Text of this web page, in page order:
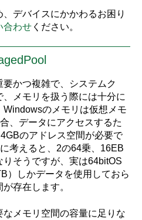
デバイスにかかわるお困り
合わせ ください。
要かつ複雑で、システムク
メモリを扱う際には十分に
のメモリは仮想メモ
、データにアクセスするた
のアドレス空間が必要で
考えると、2の64乗、16EB
そうですが、実は64bitOS
）しかデータを使用しておら
存在します。
メモリ空間の容量に足りな